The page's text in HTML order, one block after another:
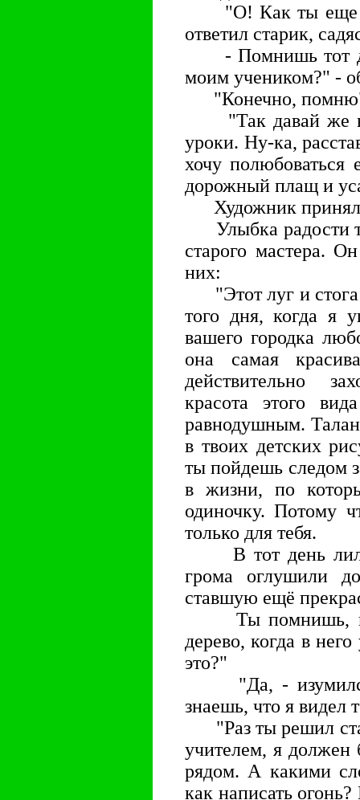
"О! Как ты еще
ответил старик,
- Помнишь тот
моим учеником?" -
"Конечно, помню",
"Так давай же
уроки. Ну-ка,
хочу полюбоваться
дорожный плащ и
Художник
Улыбка радости
старого мастера.
них:
"Этот луг и стога
того дня, когда я
вашего городка
она самая
действительно
красота этого
равнодушным.
в твоих детских
ты пойдешь следом
в жизни, по
одиночку. Потому
только для тебя.
В тот день лил
грома оглушили
ставшую ещё
Ты помнишь,
дерево, когда в
это?"
"Да, - изумился
знаешь, что я видел
"Раз ты решил
учителем, я
рядом. А какими
как написать